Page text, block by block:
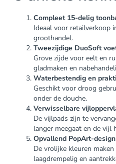
Compleet 15-delig
Ideaal voor retailverkoop
groothandel.
Tweezijdige DuoSoft
Grove zijde voor eelt en
gladmaken en
Waterbestendig en
Geschikt voor droog
onder de douche.
Verwisselbare
De vijlpads zijn te
langer meegaat en de vijl
Opvallend PopArt-design
De vrolijke kleuren
laagdrempelig en